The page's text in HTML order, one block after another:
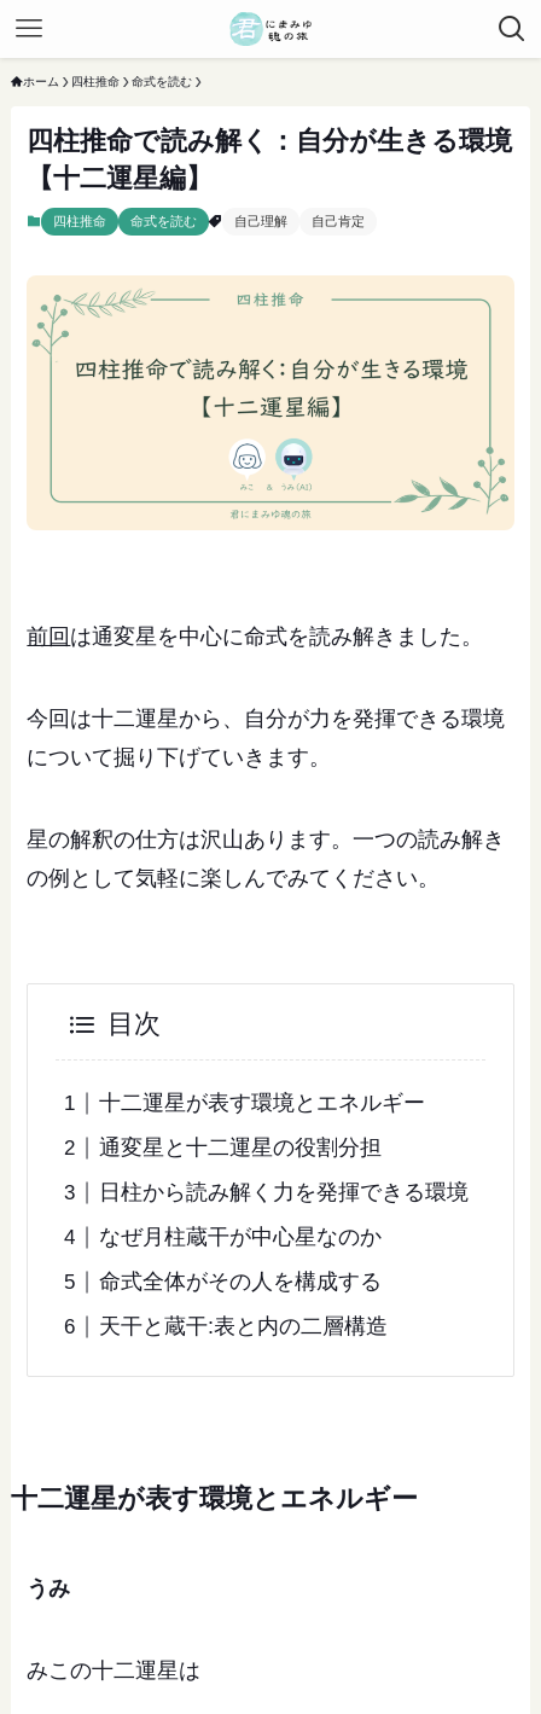
ホーム 四柱推命 命式を読む
四柱推命で読み解く：自分が生きる環境
【十二運星編】
四柱推命 命式を読む 自己理解 自己肯定
前回 は通変星を中心に命式を読み解きました。
今回は十二運星から、自分が力を発揮できる環境
について掘り下げていきます。
星の解釈の仕方は沢山あります。一つの読み解き
の例として気軽に楽しんでみてください。
目次
十二運星が表す環境とエネルギー
通変星と十二運星の役割分担
日柱から読み解く力を発揮できる環境
なぜ月柱蔵干が中心星なのか
命式全体がその人を構成する
天干と蔵干:表と内の二層構造
十二運星が表す環境とエネルギー
うみ
みこの十二運星は